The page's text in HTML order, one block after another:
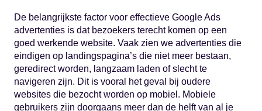
De belangrijkste factor voor effectieve Google Ads
advertenties is dat bezoekers terecht komen op een
goed werkende website. Vaak zien we advertenties die
eindigen op landingspagina’s die niet meer bestaan,
geredirect worden, langzaam laden of slecht te
navigeren zijn. Dit is vooral het geval bij oudere
websites die bezocht worden op mobiel. Mobiele
gebruikers zijn doorgaans meer dan de helft van al je